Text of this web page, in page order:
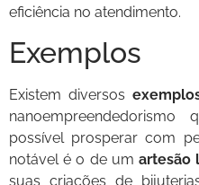
eficiência no atendimento.
Exemplos
Existem diversos
possível prosperar com
notável é o de um artesão
suas criações de